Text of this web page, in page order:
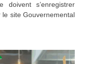
doivent s’enregistrer
le site Gouvernemental